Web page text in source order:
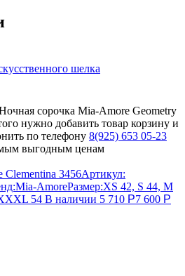
шелка
сорочка Mia-Amore Geometry
нужно добавить товар корзину и
по телефону 8(925) 653 05-23
выгодным ценам
3456Артикул:
Mia-AmoreРазмер:XS 42, S 44, M
54 В наличии 5 710 Р7 600 Р